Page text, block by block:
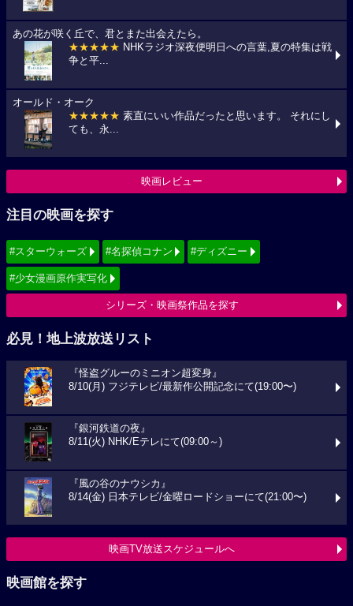
あの花が咲く丘で、君とまた出会えたら。
★★★★★ NHKラジオ深夜便明日への言葉,夏の特集は戦
争と平...
オールド・オーク
★★★★★ 素直にいい作品だったと思います。 それにし
ても、永...
映画レビュー
注目の映画を探す
#スターウォーズ #名探偵コナン #ディズニー
#少女漫画原作実写化
シリーズ・映画祭作品を探す
必見！地上波放送リスト
『怪盗グルーのミニオン超変身』
8/10(月) フジテレビ/最新作公開記念にて(19:00〜)
『銀河鉄道の夜』
8/11(火) NHK/Eテレにて(09:00～)
『風の谷のナウシカ』
8/14(金) 日本テレビ/金曜ロードショーにて(21:00〜)
映画TV放送スケジュールへ
映画館を探す